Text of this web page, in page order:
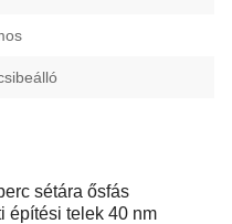
sétára ősfás
építési telek 40 nm